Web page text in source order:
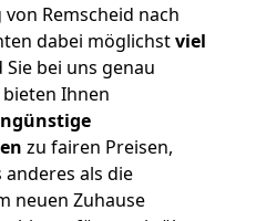
Remscheid nach
dabei möglichstviel
Sie bei uns genau
Ihnen
zu fairen Preisen,
als die
neuen Zuhause